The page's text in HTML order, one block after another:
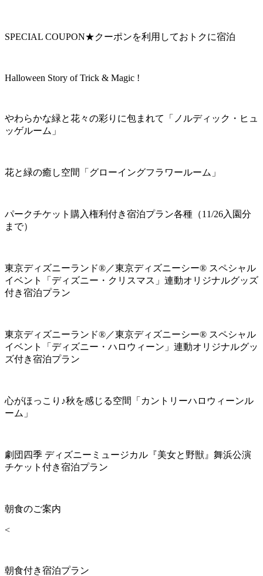
SPECIAL COUPON★クーポンを利用しておトクに宿泊
Halloween Story of Trick & Magic !
やわらかな緑と花々の彩りに包まれて「ノルディック・ヒュ
ッゲルーム」
花と緑の癒し空間「グローイングフラワールーム」
パークチケット購入権利付き宿泊プラン各種（11/26入園分
まで）
東京ディズニーランド®／東京ディズニーシー® スペシャル
イベント「ディズニー・クリスマス」連動オリジナルグッズ
付き宿泊プラン
東京ディズニーランド®／東京ディズニーシー® スペシャル
イベント「ディズニー・ハロウィーン」連動オリジナルグッ
ズ付き宿泊プラン
心がほっこり♪秋を感じる空間「カントリーハロウィーンル
ーム」
劇団四季 ディズニーミュージカル『美女と野獣』舞浜公演
チケット付き宿泊プラン
朝食のご案内
<
朝食付き宿泊プラン